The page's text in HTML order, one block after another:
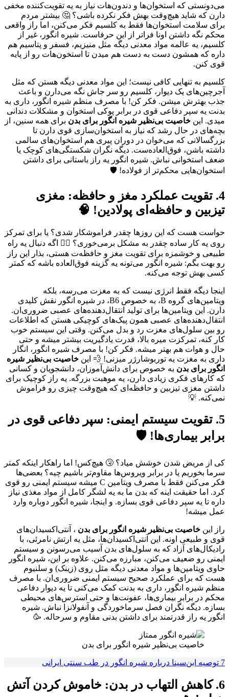
می‌دونستی که استخوان‌ها و دندون‌هات نیاز به یه تقویت‌کننده مخفی
دارن که شاید هیچ‌وقت بهش فکر نکرده باشی؟ 🤔 بیشتر مردم
برای سلامت استخوان‌ها فقط به کلسیم فکر می‌کنن، اما راز واقعی
محکم نگه داشتن اونا فراتر از این حرفاست. شیره انگور، غیر از
کلسیم، یه عالمه مواد معدنی دیگه مثل منیزیم، فسفر و پتاسیم هم
داره که همشون دست به دست هم میدن تا استخون‌هات رو از پایه
قوی کنن.
کلسیم به تنهایی کافی نیست؛ این مواد معدنی دیگه هستن که مثل
آجرچین‌های یک دیوار، کلسیم رو سر جاش نگه می‌دارن و باعث
جذب بهترش میشن. فکر کن! با مصرف منظم شیره انگور، داری به
بدنت یه سپر دفاعی قوی در برابر پوکی استخوان و مشکلات دندانی
میدی. این خاصیت بی‌نظیر شیره انگور برای بدن برای همه سنین، از
بچه‌های در حال رشد که نیاز به استخوان‌سازی قوی دارن تا
بزرگسالانی که می‌خوان در دوران پیری هم استخوان‌های سالمی
داشته باشن، فوق‌العاده‌ست. دیگه نگران شکستگی‌های کوچک یا
ضعف استخوانی نباش. شیره انگور یه راز باستانی برای داشتن
استخوان‌هایی محکم‌تر از فولاده! 🛡️
4. تقویت عملکرد مغز و حافظه: مغزی
تیزبین و حافظه‌ای پولادین! 🧠
حواست هست که این روزها چقدر فراموشکار شدی؟ یا برای تمرکز
روی یه کار ساده چقدر به مشکل برمی‌خوری؟ 😵‍💫 اگه دنبال یه راه
طبیعی و خوشمزه برای تقویت مغز و حافظه‌ت هستی، بذار این راز
رو بهت بگم: شیره انگور می‌تونه یه گزینه فوق‌العاده باشه که کمتر
کسی بهش توجه می‌کنه.
اینجا دیگه فقط انرژی نیست که به مغزت می‌رسه، بلکه
ویتامین‌های گروه B، به خصوص B6، در شیره انگور نقش کلیدی
دارن. این ویتامین‌ها برای تولید انتقال‌دهنده‌های عصبی ضروری‌ان.
انتقال‌دهنده‌های عصبی همون پیک‌های کوچیکی هستن که اطلاعات
رو بین سلول‌های مغزت رد و بدل می‌کنن. وقتی این سیستم خوب
کار کنه، تمرکزت میره بالا، قدرت یادگیریت بیشتر میشه و حتی
حال و هوات هم بهتر میشه. فکر کن! با مصرف شیره انگور، انگار
داری به مغزت یه توربوشارژر میزنی! 💨 این خاصیت بی‌نظیر شیره
انگور برای بدن به خصوص برای دانش‌آموزان، دانشجویان و کسانی
که کارهای فکری زیادی دارن، یه موهبت بزرگه. یه راز کوچیک برای
داشتن مغزی تیزبین و حافظه‌ای که هیچ‌وقت چیزی رو فراموش
نمی‌کنه. 💡
5. تقویت سیستم ایمنی: سپر دفاعی قوی در
برابر بیماری‌ها! 🛡️
کی از مریض شدن خوشش میاد؟ 🤧 هیچ‌کس! اما راهکار اینکه کمتر
سرما بخوریم یا در برابر ویروس‌ها مقاوم‌تر باشیم چیه؟ بعضی‌ها
فکر می‌کنن فقط با مصرف ویتامین C میشه سیستم ایمنی رو قوی
کرد. اما حقیقت اینه که بدن ما به یه لشگر کامل از مواد مغذی نیاز
داره تا یه سپر دفاعی قوی بسازه. و اینجا، شیره انگور دوباره وارد
عمل میشه!
راز این خاصیت بی‌نظیر شیره انگور برای بدن ، آنتی‌اکسیدان‌های
قوی و طبیعی اونه. این آنتی‌اکسیدان‌ها، مثل یه ارتش نامرئی، با
رادیکال‌های آزاد که به سلول‌های بدن آسیب می‌رسونن و سیستم
ایمنی رو ضعیف می‌کنن، مبارزه می‌کنن. علاوه بر این، شیره انگور
حاوی ویتامین‌ها و مواد معدنی دیگه مثل روی (زینک) و سلنیوم
هست که برای عملکرد صحیح سیستم ایمنی ضروری‌ان. با مصرف
منظم شیره انگور، داری به بدنت کمک می‌کنی تا یه دیوار دفاعی
محکم در برابر بیماری‌ها، عفونت‌ها و حتی استرس‌های محیطی
بسازه. دیگه نگران فصل سرماخوردگی و آنفولانزا نباش. شیره
انگور یه راز قدرتمند برای داشتن بدنی مقاوم و سرحاله‌. 🥳
خاصیت بی‌نظیر شیره انگور برای بدن
7 توصیه ابن‌سینا درباره شیره انگور در طب سنتی ایرانی
6. کاهش التهاب در بدن: خاموش کردن آتش